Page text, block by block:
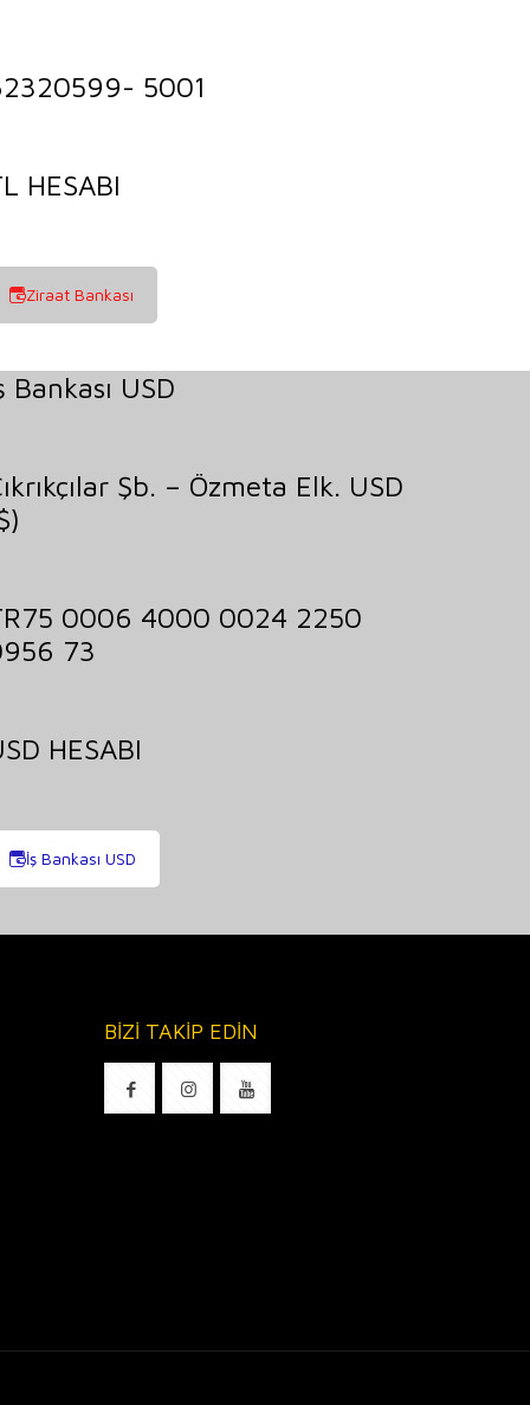
5001
HESABI
Ziraat Bankası
Bankası USD
Şb. – Özmeta Elk. USD
0006 4000 0024 2250
73
HESABI
İş Bankası USD
BİZİ TAKİP EDİN